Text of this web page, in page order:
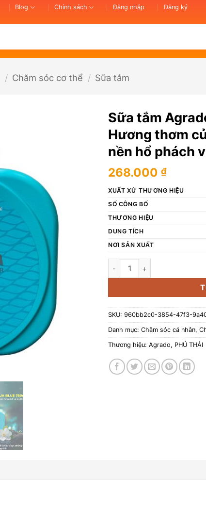
Blog Chính sách Đăng nhập Đăng ký
/ Chăm sóc cơ thể / Sữa tắm
Sữa tắm
Hương thơm
nền hổ phách
268.000 ₫
XUẤT XỨ THƯƠNG HIỆU
SỐ CÔNG BỐ
THƯƠNG HIỆU
DUNG TÍCH
NƠI SẢN XUẤT
Sữa tắm Agrado Aqua Blue
SKU: 960bb2c0-3854-47f3-
Danh mục: Chăm sóc cá nhân,
Thương hiệu: Agrado, PHÚ THÁI